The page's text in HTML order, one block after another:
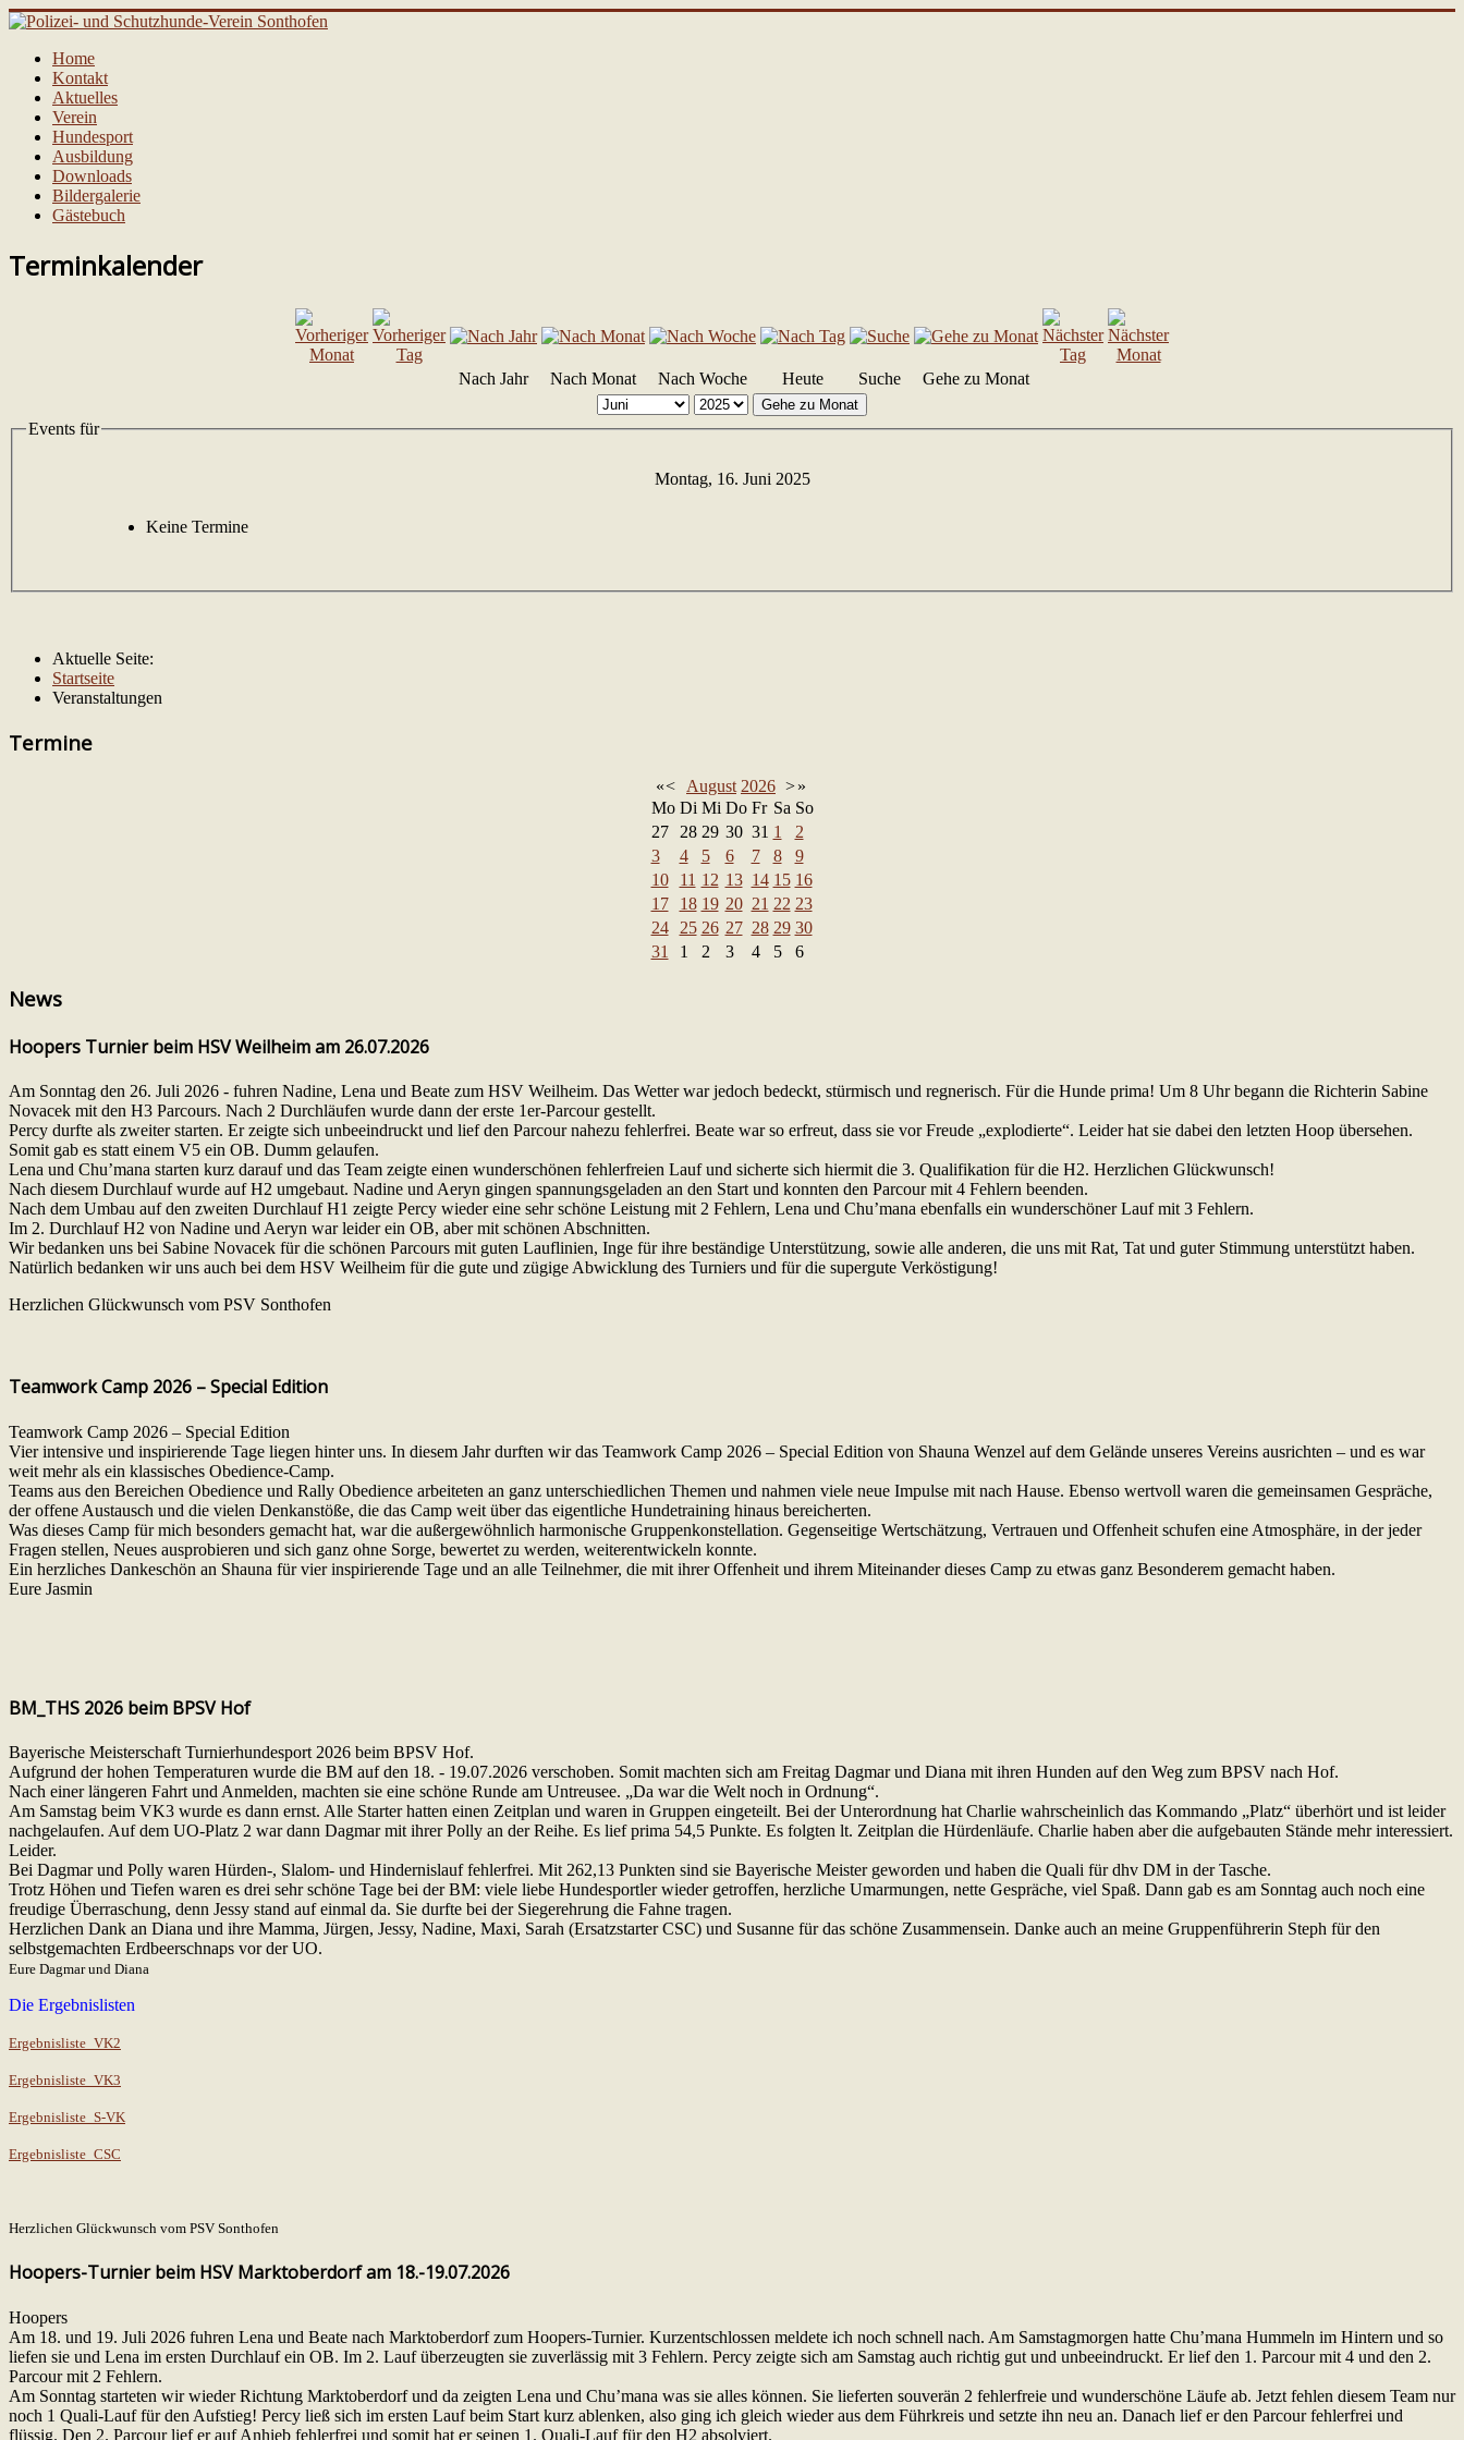
Home
Kontakt
Aktuelles
Verein
Hundesport
Ausbildung
Downloads
Bildergalerie
Gästebuch
Terminkalender
Nach Jahr Nach Monat Nach Woche Heute Suche Gehe zu Monat
Gehe zu Monat
Events für
Montag, 16. Juni 2025
Keine Termine
Aktuelle Seite:
Startseite
Veranstaltungen
Termine
«< August 2026 >»
Mo Di Mi Do Fr Sa So
27
28 29 30 31 1
2
3
4 5 6 7 8
9
10
11 12 13 14 15 16
17
18 19 20 21 22 23
24
25 26 27 28 29 30
31
1 2 3 4 5 6
News
Hoopers Turnier beim HSV Weilheim am 26.07.2026
Am Sonntag den 26. Juli 2026 - fuhren Nadine, Lena und Beate zum HSV Weilheim. Das Wetter war jedoch bedeckt, stürmisch und regnerisch. Für die Hunde prima! Um 8 Uhr begann die Richterin Sabine
Novacek mit den H3 Parcours. Nach 2 Durchläufen wurde dann der erste 1er-Parcour gestellt.
Percy durfte als zweiter starten. Er zeigte sich unbeeindruckt und lief den Parcour nahezu fehlerfrei. Beate war so erfreut, dass sie vor Freude „explodierte“. Leider hat sie dabei den letzten Hoop übersehen.
Somit gab es statt einem V5 ein OB. Dumm gelaufen.
Lena und Chu’mana starten kurz darauf und das Team zeigte einen wunderschönen fehlerfreien Lauf und sicherte sich hiermit die 3. Qualifikation für die H2. Herzlichen Glückwunsch!
Nach diesem Durchlauf wurde auf H2 umgebaut. Nadine und Aeryn gingen spannungsgeladen an den Start und konnten den Parcour mit 4 Fehlern beenden.
Nach dem Umbau auf den zweiten Durchlauf H1 zeigte Percy wieder eine sehr schöne Leistung mit 2 Fehlern, Lena und Chu’mana ebenfalls ein wunderschöner Lauf mit 3 Fehlern.
Im 2. Durchlauf H2 von Nadine und Aeryn war leider ein OB, aber mit schönen Abschnitten.
Wir bedanken uns bei Sabine Novacek für die schönen Parcours mit guten Lauflinien, Inge für ihre beständige Unterstützung, sowie alle anderen, die uns mit Rat, Tat und guter Stimmung unterstützt haben.
Natürlich bedanken wir uns auch bei dem HSV Weilheim für die gute und zügige Abwicklung des Turniers und für die supergute Verköstigung!
Herzlichen Glückwunsch vom PSV Sonthofen
Teamwork Camp 2026 – Special Edition
Teamwork Camp 2026 – Special Edition
Vier intensive und inspirierende Tage liegen hinter uns. In diesem Jahr durften wir das Teamwork Camp 2026 – Special Edition von Shauna Wenzel auf dem Gelände unseres Vereins ausrichten – und es war
weit mehr als ein klassisches Obedience-Camp.
Teams aus den Bereichen Obedience und Rally Obedience arbeiteten an ganz unterschiedlichen Themen und nahmen viele neue Impulse mit nach Hause. Ebenso wertvoll waren die gemeinsamen Gespräche,
der offene Austausch und die vielen Denkanstöße, die das Camp weit über das eigentliche Hundetraining hinaus bereicherten.
Was dieses Camp für mich besonders gemacht hat, war die außergewöhnlich harmonische Gruppenkonstellation. Gegenseitige Wertschätzung, Vertrauen und Offenheit schufen eine Atmosphäre, in der jeder
Fragen stellen, Neues ausprobieren und sich ganz ohne Sorge, bewertet zu werden, weiterentwickeln konnte.
Ein herzliches Dankeschön an Shauna für vier inspirierende Tage und an alle Teilnehmer, die mit ihrer Offenheit und ihrem Miteinander dieses Camp zu etwas ganz Besonderem gemacht haben.
Eure Jasmin
BM_THS 2026 beim BPSV Hof
Bayerische Meisterschaft Turnierhundesport 2026 beim BPSV Hof.
Aufgrund der hohen Temperaturen wurde die BM auf den 18. - 19.07.2026 verschoben. Somit machten sich am Freitag Dagmar und Diana mit ihren Hunden auf den Weg zum BPSV nach Hof.
Nach einer längeren Fahrt und Anmelden, machten sie eine schöne Runde am Untreusee. „Da war die Welt noch in Ordnung“.
Am Samstag beim VK3 wurde es dann ernst. Alle Starter hatten einen Zeitplan und waren in Gruppen eingeteilt. Bei der Unterordnung hat Charlie wahrscheinlich das Kommando „Platz“ überhört und ist leider
nachgelaufen. Auf dem UO-Platz 2 war dann Dagmar mit ihrer Polly an der Reihe. Es lief prima 54,5 Punkte. Es folgten lt. Zeitplan die Hürdenläufe. Charlie haben aber die aufgebauten Stände mehr interessiert.
Leider.
Bei Dagmar und Polly waren Hürden-, Slalom- und Hindernislauf fehlerfrei. Mit 262,13 Punkten sind sie Bayerische Meister geworden und haben die Quali für dhv DM in der Tasche.
Trotz Höhen und Tiefen waren es drei sehr schöne Tage bei der BM: viele liebe Hundesportler wieder getroffen, herzliche Umarmungen, nette Gespräche, viel Spaß. Dann gab es am Sonntag auch noch eine
freudige Überraschung, denn Jessy stand auf einmal da. Sie durfte bei der Siegerehrung die Fahne tragen.
Herzlichen Dank an Diana und ihre Mamma, Jürgen, Jessy, Nadine, Maxi, Sarah (Ersatzstarter CSC) und Susanne für das schöne Zusammensein. Danke auch an meine Gruppenführerin Steph für den
selbstgemachten Erdbeerschnaps vor der UO.
Eure Dagmar und Diana
Die Ergebnislisten
Ergebnisliste_VK2
Ergebnisliste_VK3
Ergebnisliste_S-VK
Ergebnisliste_CSC
Herzlichen Glückwunsch vom PSV Sonthofen
Hoopers-Turnier beim HSV Marktoberdorf am 18.-19.07.2026
Hoopers
Am 18. und 19. Juli 2026 fuhren Lena und Beate nach Marktoberdorf zum Hoopers-Turnier. Kurzentschlossen meldete ich noch schnell nach. Am Samstagmorgen hatte Chu’mana Hummeln im Hintern und so
liefen sie und Lena im ersten Durchlauf ein OB. Im 2. Lauf überzeugten sie zuverlässig mit 3 Fehlern. Percy zeigte sich am Samstag auch richtig gut und unbeeindruckt. Er lief den 1. Parcour mit 4 und den 2.
Parcour mit 2 Fehlern.
Am Sonntag starteten wir wieder Richtung Marktoberdorf und da zeigten Lena und Chu’mana was sie alles können. Sie lieferten souverän 2 fehlerfreie und wunderschöne Läufe ab. Jetzt fehlen diesem Team nur
noch 1 Quali-Lauf für den Aufstieg! Percy ließ sich im ersten Lauf beim Start kurz ablenken, also ging ich gleich wieder aus dem Führkreis und setzte ihn neu an. Danach lief er den Parcour fehlerfrei und
flüssig. Den 2. Parcour lief er auf Anhieb fehlerfrei und somit hat er seinen 1. Quali-Lauf für den H2 absolviert.